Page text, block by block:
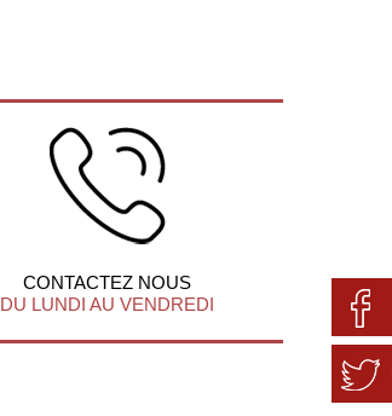
CONTACTEZ NOUS
DU LUNDI AU VENDREDI